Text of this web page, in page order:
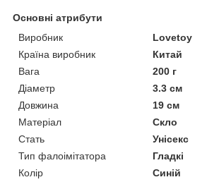
Основні атрибути
Виробник
Lovetoy
Країна виробник
Китай
Вага
200 г
Діаметр
3.3 см
Довжина
19 см
Матеріал
Скло
Стать
Унісекс
Тип фалоімітатора
Гладкі
Колір
Синій